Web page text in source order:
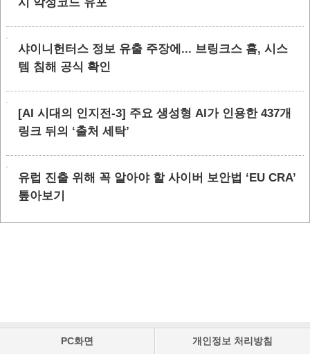
샤이니헌터스 정보 유출 주장에... 브링크스 홈, 시스
템 침해 공식 확인
[AI 시대의 인지전-3] 주요 생성형 AI가 인용한 437개
링크 뒤의 ‘출처 세탁’
유럽 진출 위해 꼭 알아야 할 사이버 보안법 ‘EU CRA’
톺아보기
PC화면 개인정보 처리방침